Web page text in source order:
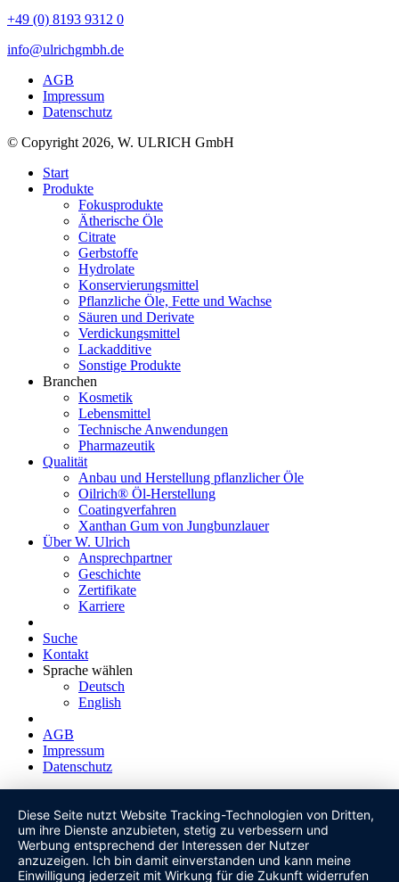
+49 (0) 8193 9312 0
info@ulrichgmbh.de
AGB
Impressum
Datenschutz
© Copyright 2026, W. ULRICH GmbH
Start
Produkte
Fokusprodukte
Ätherische Öle
Citrate
Gerbstoffe
Hydrolate
Konservierungsmittel
Pflanzliche Öle, Fette und Wachse
Säuren und Derivate
Verdickungsmittel
Lackadditive
Sonstige Produkte
Branchen
Kosmetik
Lebensmittel
Technische Anwendungen
Pharmazeutik
Qualität
Anbau und Herstellung pflanzlicher Öle
Oilrich® Öl-Herstellung
Coatingverfahren
Xanthan Gum von Jungbunzlauer
Über W. Ulrich
Ansprechpartner
Geschichte
Zertifikate
Karriere
Suche
Kontakt
Sprache wählen
Deutsch
English
AGB
Impressum
Datenschutz
Diese Seite nutzt Website Tracking-Technologien von Dritten,
um ihre Dienste anzubieten, stetig zu verbessern und
Werbung entsprechend der Interessen der Nutzer
anzuzeigen. Ich bin damit einverstanden und kann meine
Einwilligung jederzeit mit Wirkung für die Zukunft widerrufen